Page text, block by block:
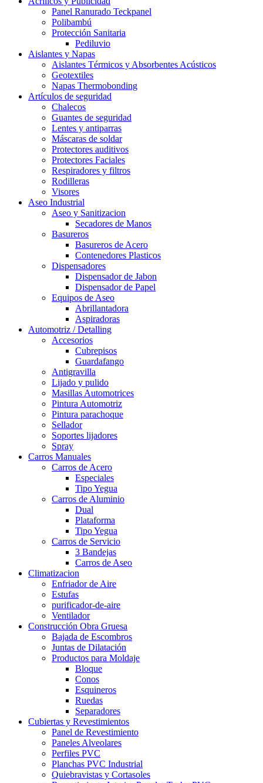
Panel Ranurado Teckpanel
Polibambú
Protección Sanitaria
Pediluvio
Aislantes y Napas
Aislantes Térmicos y Absorbentes Acústicos
Geotextiles
Napas Thermobonding
Artículos de seguridad
Chalecos
Guantes de seguridad
Lentes y antiparras
Máscaras de soldar
Protectores auditivos
Protectores Faciales
Respiradores y filtros
Rodilleras
Visores
Aseo Industrial
Aseo y Sanitizacion
Secadores de Manos
Basureros
Basureros de Acero
Contenedores Plasticos
Dispensadores
Dispensador de Jabon
Dispensador de Papel
Equipos de Aseo
Abrillantadora
Aspiradoras
Automotriz / Detalling
Accesorios
Cubrepisos
Guardafango
Antigravilla
Lijado y pulido
Masillas Automotrices
Pintura Automotriz
Pintura parachoque
Sellador
Soportes lijadores
Spray
Carros Manuales
Carros de Acero
Especiales
Tipo Yegua
Carros de Aluminio
Dual
Plataforma
Tipo Yegua
Carros de Servicio
3 Bandejas
Carros de Aseo
Climatizacion
Enfriador de Aire
Estufas
purificador-de-aire
Ventilador
Construcción Obra Gruesa
Bajada de Escombros
Juntas de Dilatación
Productos para Moldaje
Bloque
Conos
Esquineros
Ruedas
Separadores
Cubiertas y Revestimientos
Panel de Revestimiento
Paneles Alveolares
Perfiles PVC
Planchas PVC Industrial
Quiebravistas y Cortasoles